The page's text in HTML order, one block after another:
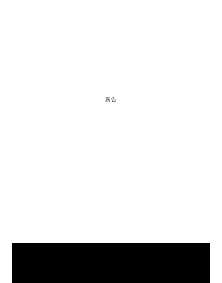
廣告